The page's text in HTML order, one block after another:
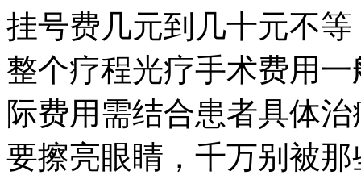
挂号费几元到几十元不
整个疗程光疗手术费用
际费用需结合患者具体
要擦亮眼睛，千万别被